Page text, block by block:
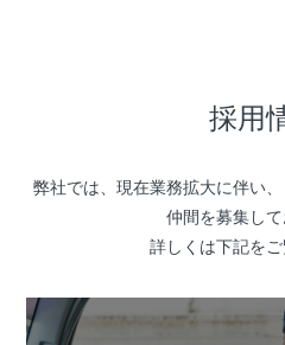
採用
弊社では、現在業務拡大に伴い
仲間を募集して
詳しくは下記をご